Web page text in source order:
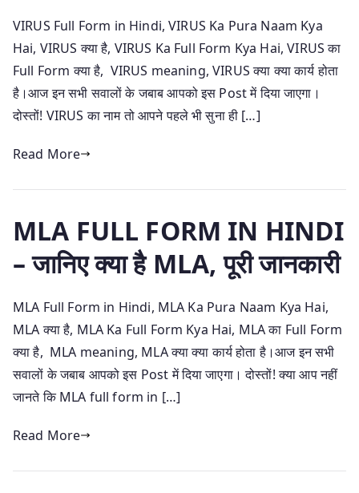
VIRUS Full Form in Hindi, VIRUS Ka Pura Naam Kya
Hai, VIRUS क्या है, VIRUS Ka Full Form Kya Hai, VIRUS का
Full Form क्या है, VIRUS meaning, VIRUS क्या क्या कार्य होता
है।आज इन सभी सवालों के जबाब आपको इस Post में दिया जाएगा।
दोस्तों! VIRUS का नाम तो आपने पहले भी सुना ही […]
Read More
MLA FULL FORM IN HINDI
– जानिए क्या है MLA, पूरी जानकारी
MLA Full Form in Hindi, MLA Ka Pura Naam Kya Hai,
MLA क्या है, MLA Ka Full Form Kya Hai, MLA का Full Form
क्या है, MLA meaning, MLA क्या क्या कार्य होता है।आज इन सभी
सवालों के जबाब आपको इस Post में दिया जाएगा। दोस्तों! क्या आप नहीं
जानते कि MLA full form in […]
Read More